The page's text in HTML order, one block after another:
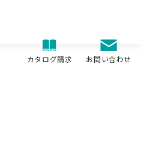
カタログ請求 お問い合わせ